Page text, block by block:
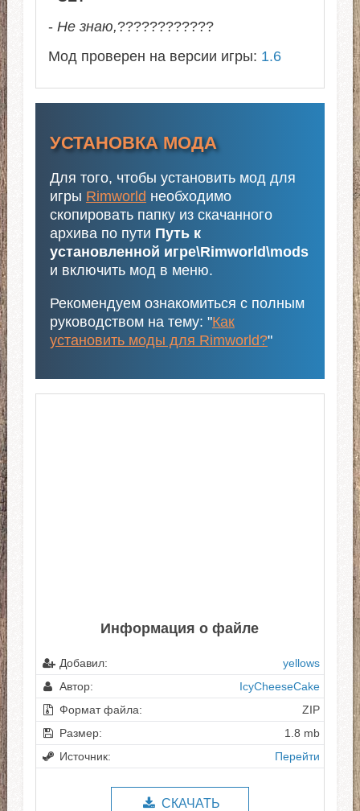
- Не знаю,????????????
Мод проверен на версии игры: 1.6
УСТАНОВКА МОДА
Для того, чтобы установить мод для
игры Rimworld необходимо
скопировать папку из скачанного
архива по пути Путь к
установленной игре\Rimworld\mods
и включить мод в меню.
Рекомендуем ознакомиться с полным
руководством на тему: "Как
установить моды для Rimworld?"
Информация о файле
Добавил:
yellows
Автор:
IcyCheeseCake
Формат файла:
ZIP
Размер:
1.8 mb
Источник:
Перейти
СКАЧАТЬ